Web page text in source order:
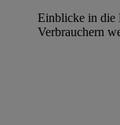
Einblicke in die
Verbrauchern